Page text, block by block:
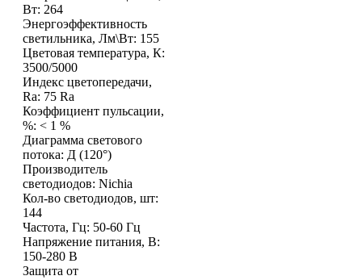
Вт: 264
Энергоэффективность
светильника, Лм\Вт: 155
Цветовая температура, К:
3500/5000
Индекс цветопередачи,
Ra: 75 Ra
Коэффициент пульсации,
%: < 1 %
Диаграмма светового
потока: Д (120°)
Производитель
светодиодов: Nichia
Кол-во светодиодов, шт:
144
Частота, Гц: 50-60 Гц
Напряжение питания, В:
150-280 В
Защита от